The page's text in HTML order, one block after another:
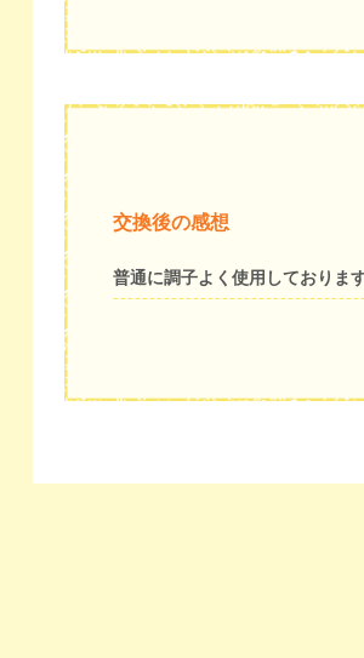
交換後の感想
普通に調子よく使用しております